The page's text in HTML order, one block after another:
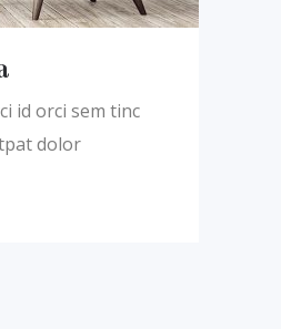
id orci sem tinc
dolor